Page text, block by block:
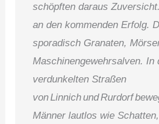
schöpften daraus
an den kommenden Erfolg.
sporadisch Granaten,
Maschinengewehrsalven. In
verdunkelten Straßen
von Linnich und Rurdorf
Männer lautlos wie